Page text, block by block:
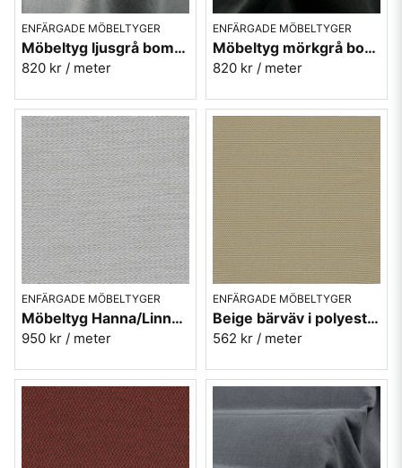
ENFÄRGADE MÖBELTYGER
Möbeltyg ljusgrå bomull-lin Caleido 10996
820 kr / meter
ENFÄRGADE MÖBELTYGER
Möbeltyg mörkgrå bomull-lin - Caleido 2934
820 kr / meter
ENFÄRGADE MÖBELTYGER
Möbeltyg Hanna/Linnea grå nr.96 - Carl Malmstens-kvalitet
950 kr / meter
ENFÄRGADE MÖBELTYGER
Beige bärväv i polyester - Plain nr.01
562 kr / meter